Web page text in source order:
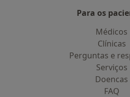
Para os
Médicos
Clínicas
Perguntas e
Serviços
Doencas
FAQ